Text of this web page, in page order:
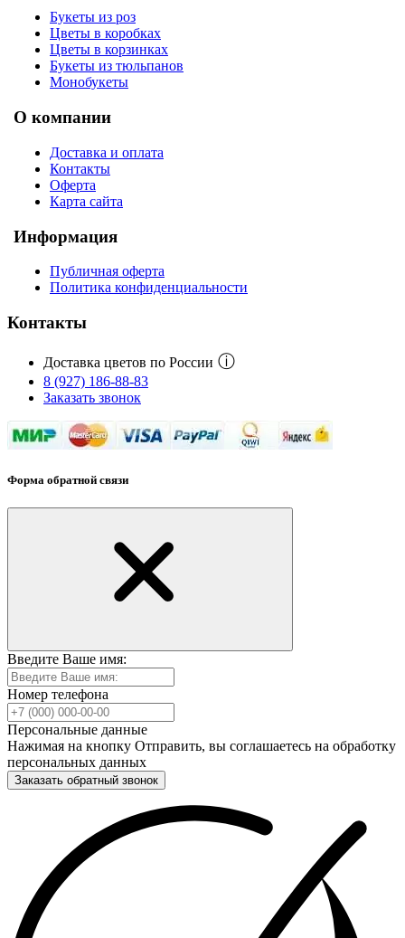
Букеты из роз
Цветы в коробках
Цветы в корзинках
Букеты из тюльпанов
Монобукеты
О компании
Доставка и оплата
Контакты
Оферта
Карта сайта
Информация
Публичная оферта
Политика конфиденциальности
Контакты
Доставка цветов по России ⓘ
8 (927) 186-88-83
Заказать звонок
Форма обратной связи
Введите Ваше имя:
Номер телефона
Персональные данные
Нажимая на кнопку Отправить, вы соглашаетесь на обработку
персональных данных
Заказать обратный звонок